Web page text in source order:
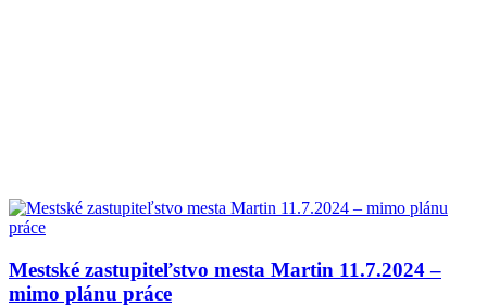
Mestské zastupiteľstvo mesta Martin 11.7.2024 –
mimo plánu práce